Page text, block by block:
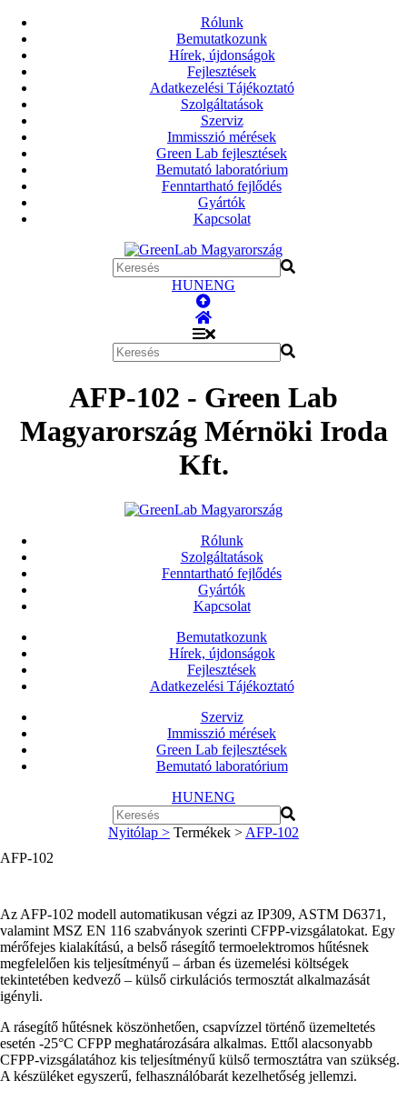
Rólunk
Bemutatkozunk
Hírek, újdonságok
Fejlesztések
Adatkezelési Tájékoztató
Szolgáltatások
Szerviz
Immisszió mérések
Green Lab fejlesztések
Bemutató laboratórium
Fenntartható fejlődés
Gyártók
Kapcsolat
HUNENG
AFP-102 - Green Lab
Magyarország Mérnöki Iroda
Kft.
Rólunk
Szolgáltatások
Fenntartható fejlődés
Gyártók
Kapcsolat
Bemutatkozunk
Hírek, újdonságok
Fejlesztések
Adatkezelési Tájékoztató
Szerviz
Immisszió mérések
Green Lab fejlesztések
Bemutató laboratórium
HUNENG
Nyitólap > Termékek > AFP-102
AFP-102
Az AFP-102 modell automatikusan végzi az IP309, ASTM D6371,
valamint MSZ EN 116 szabványok szerinti CFPP-vizsgálatokat. Egy
mérőfejes kialakítású, a belső rásegítő termoelektromos hűtésnek
megfelelően kis teljesítményű – árban és üzemelési költségek
tekintetében kedvező – külső cirkulációs termosztát alkalmazását
igényli.
A rásegítő hűtésnek köszönhetően, csapvízzel történő üzemeltetés
esetén -25°C CFPP meghatározására alkalmas. Ettől alacsonyabb
CFPP-vizsgálatához kis teljesítményű külső termosztátra van szükség.
A készüléket egyszerű, felhasználóbarát kezelhetőség jellemzi.